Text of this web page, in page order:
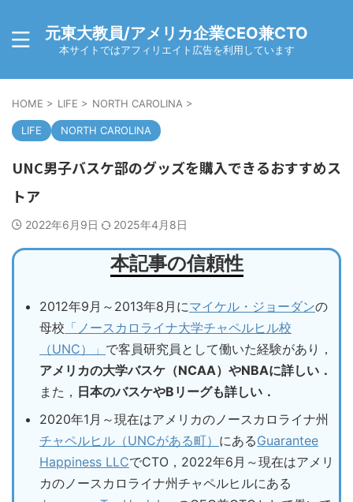
元東大教員/アメリカ企業CEO兼CTO
本サイトではアフィリエイト広告を利用しています
HOME > LIFE > NORTH CAROLINA >
LIFE NORTH CAROLINA
UNC男子バスケ部のグッズを購入できるおすすめス
トア
2022年6月9日 2025年4月8日
本記事の信頼性
2012年9月～2013年8月にマイケル・ジョーダンの
母校 「ノースカロライナ大学チャペルヒル校
（UNC）」 で客員研究員として働いた経験があり，
アメリカの大学バスケ（NCAA）やNBAに詳しい．
また， 日本のバスケやBリーグも詳しい．
2020年1月～現在はアメリカのノースカロライナ州
チャペルヒル（UNCがある町） にあるGuarantee
Happiness LLCでCTO，2022年6月～現在はアメリ
カのノースカロライナ州チャペルヒルにある